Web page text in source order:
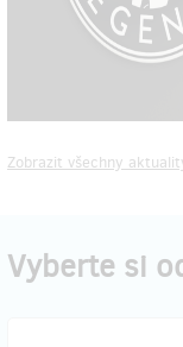
Zobrazit všechny
Vyberte si